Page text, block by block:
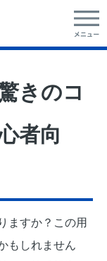
きのコ
者向
ますか？この用
もしれません